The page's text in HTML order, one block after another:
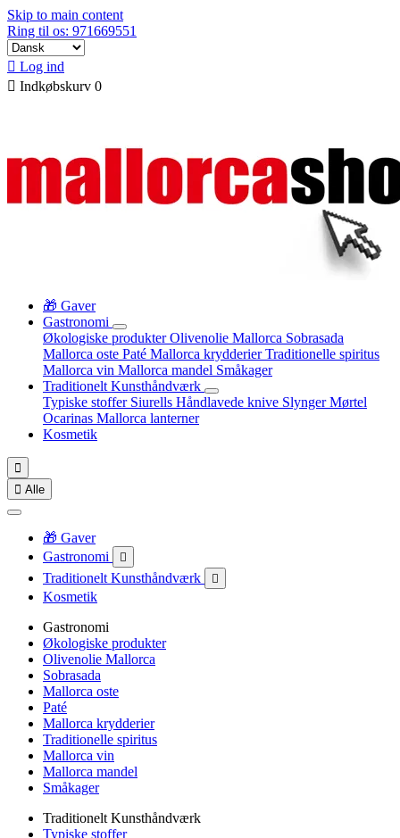
Skip to main content
Ring til os: 971669551
 Log ind
 Indkøbskurv 0
🎁 Gaver
Gastronomi
Økologiske produkterOlivenolie Mallorca Sobrasada
Mallorca oste Paté Mallorca krydderierTraditionelle spiritus
Mallorca vin Mallorca mandel Småkager
Traditionelt Kunsthåndværk
Typiske stoffer Siurells Håndlavede knive SlyngerMørtel
Ocarinas Mallorca lanterner
Kosmetik

 Alle
🎁 Gaver
Gastronomi

Traditionelt Kunsthåndværk 
Kosmetik
Gastronomi
Økologiske produkter
Olivenolie Mallorca
Sobrasada
Mallorca oste
Paté
Mallorca krydderier
Traditionelle spiritus
Mallorca vin
Mallorca mandel
Småkager
Traditionelt Kunsthåndværk
Typiske stoffer